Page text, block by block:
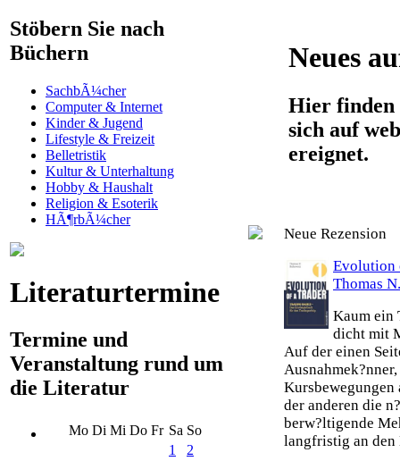
Stöbern Sie nach
Büchern
SachbÃ¼cher
Computer & Internet
Kinder & Jugend
Lifestyle & Freizeit
Belletristik
Kultur & Unterhaltung
Hobby & Haushalt
Religion & Esoterik
HÃ¶rbÃ¼cher
Literaturtermine
Termine und
Veranstaltung rund um
die Literatur
Mo Di Mi Do Fr Sa So
1
2
Neues
Hier finden
sich auf
ereignet.
Neue Rezension
Evolution
Thomas
Kaum ein
dicht mit
Auf der einen
der anderen die
berw?ltigende
langfristig an den